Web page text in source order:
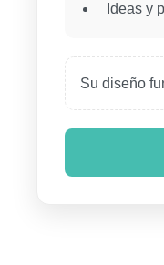
Ideas y
Su diseño